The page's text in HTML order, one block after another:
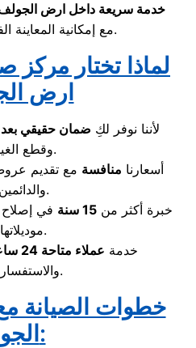
خدمة سريعة داخل ارض الجولف
مع إمكانية المعاينة الفورية بالمنزل.
لماذا تختار مركز
ارض
لأننا نوفر لكِ ضمان حقيقي بعد
وقطع الغيار.
أسعارنا منافسة مع تقديم
والدائمين.
خبرة أكثر من15 سنة
في إصلاح
موديلاتها.
خدمة عملاء متاحة 24 ساعة
والاستفسارات.
خطوات الصيانة
الجولف: